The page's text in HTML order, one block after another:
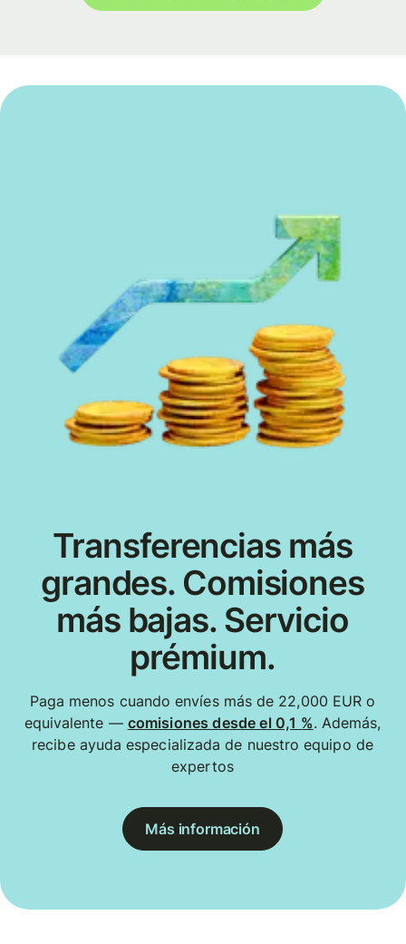
Transferencias más
grandes. Comisiones
más bajas. Servicio
prémium.
Paga menos cuando envíes más de 22,000 EUR o
equivalente — comisiones desde el 0,1 %. Además,
recibe ayuda especializada de nuestro equipo de
expertos
Más información